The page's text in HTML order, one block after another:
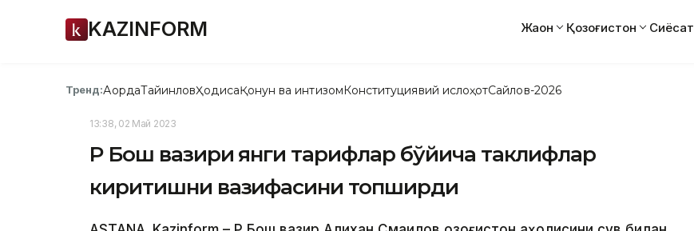
KAZINFORM Жаҳон Қозоғистон Сиёсат
Тренд:АқордаТайинловҲодисаҚонун ва интизомКонституциявий ислоҳотСайлов-2026
13:38, 02 Май 2023
ҚР Бош вазири янги тарифлар бўйича таклифлар
киритишни вазифасини топширди